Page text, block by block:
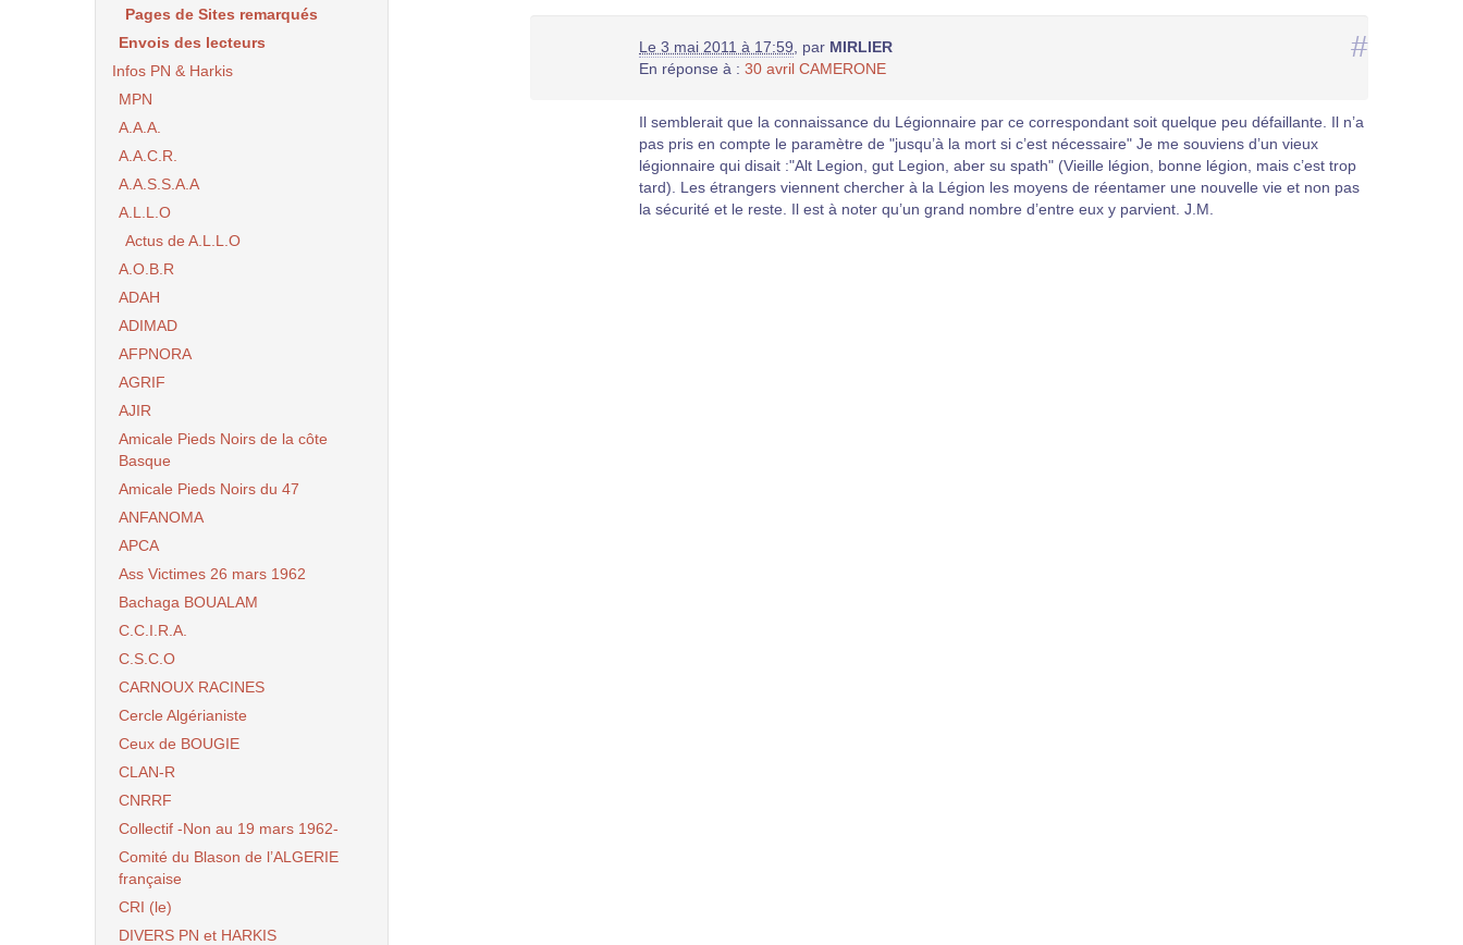
#
Le 3 mai 2011 à 17:59 par MIRLIER
En réponse à : 30 avril CAMERONE
Il semblerait que la connaissance du Légionnaire par ce correspondant soit quelque peu défaillante. Il n’a
pas pris en compte le paramètre de "jusqu’à la mort si c’est nécessaire" Je me souviens d’un vieux
légionnaire qui disait :"Alt Legion, gut Legion, aber su spath" (Vieille légion, bonne légion, mais c’est trop
tard). Les étrangers viennent chercher à la Légion les moyens de réentamer une nouvelle vie et non pas
la sécurité et le reste. Il est à noter qu’un grand nombre d’entre eux y parvient. J.M.
Pages de Sites remarqués
Envois des lecteurs
Infos PN & Harkis
MPN
A.A.A.
A.A.C.R.
A.A.S.S.A.A
A.L.L.O
Actus de A.L.L.O
A.O.B.R
ADAH
ADIMAD
AFPNORA
AGRIF
AJIR
Amicale Pieds Noirs de la côte
Basque
Amicale Pieds Noirs du 47
ANFANOMA
APCA
Ass Victimes 26 mars 1962
Bachaga BOUALAM
C.C.I.R.A.
C.S.C.O
CARNOUX RACINES
Cercle Algérianiste
Ceux de BOUGIE
CLAN-R
CNRRF
Collectif -Non au 19 mars 1962-
Comité du Blason de l’ALGERIE
française
CRI (le)
DIVERS PN et HARKIS